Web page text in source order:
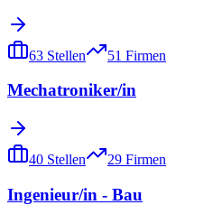
63 Stellen 51 Firmen
Mechatroniker/in
40 Stellen 29 Firmen
Ingenieur/in - Bau